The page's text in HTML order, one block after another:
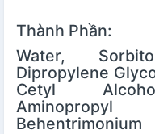
Thành Phần:
Water,
Dipropylene
Cetyl